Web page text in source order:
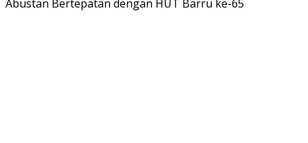
Abustan Bertepatan dengan HUT Barru ke-65